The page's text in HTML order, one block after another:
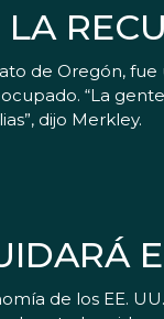
de Oregón,
“La
dijo Merkley.
de los EE.